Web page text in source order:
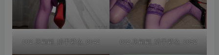
002.唐翩翩_猎手紫色_0042 002.唐翩翩_猎手紫色_0052